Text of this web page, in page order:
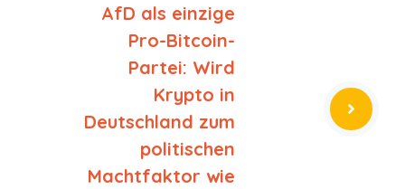
AfD als einzige
Pro-Bitcoin-
Partei: Wird
Krypto in
Deutschland zum
politischen
Machtfaktor wie